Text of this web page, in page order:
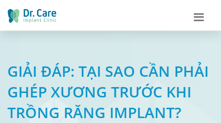
GIẢI ĐÁP: TẠI SAO CẦN PHẢI
GHÉP XƯƠNG TRƯỚC KHI
TRỒNG RĂNG IMPLANT?